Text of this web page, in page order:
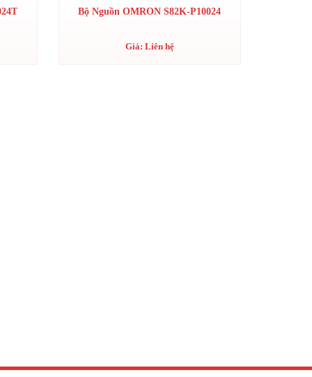
Bộ Nguồn OMRON S82K-P10024
Giá: Liên hệ